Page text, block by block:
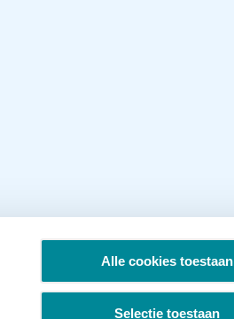
Alle cookies toestaan
Selectie toestaan